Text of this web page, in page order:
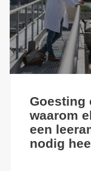
Goesting
waarom
een
nodig